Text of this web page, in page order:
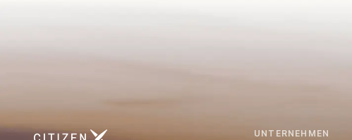
UNTERNEHMEN